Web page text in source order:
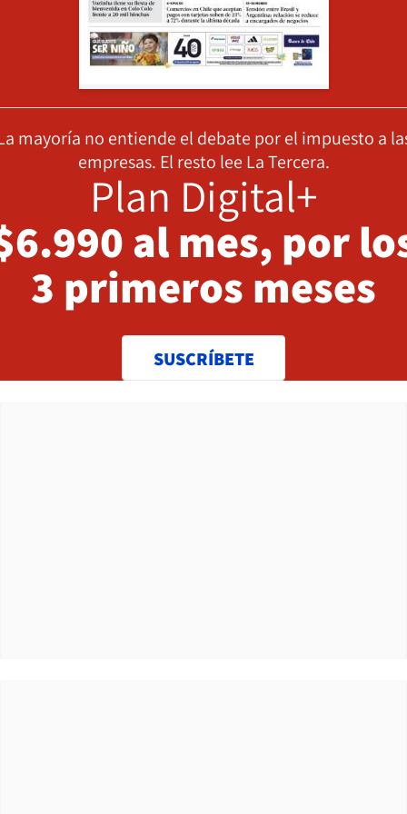
mayoría no entiende el debate por el impuesto a
empresas. El resto lee La Tercera.
Plan Digital+
al mes, por
3 primeros meses
SUSCRÍBETE